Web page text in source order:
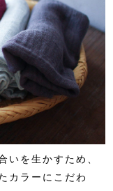
いを生かすため、
カラーにこだわ